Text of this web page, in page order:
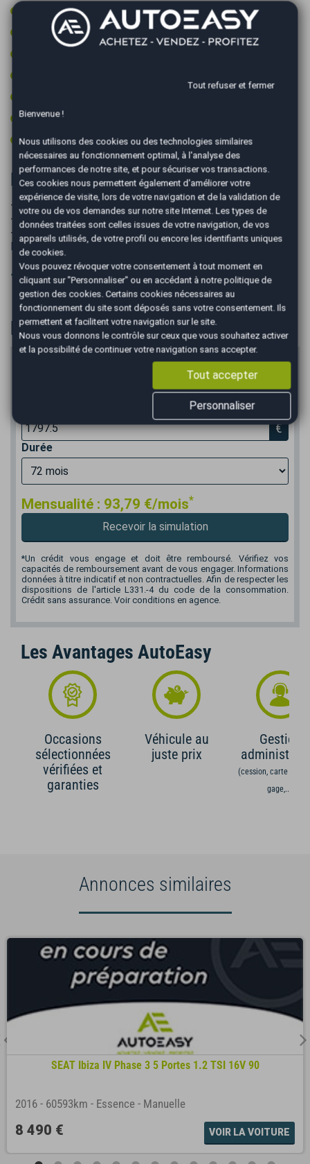
Sièges sport
Suspension sport
Volant multifonctions
Volant sport
Informations complémentaires
- une seule clé
- sort de révision
- Liste d'équipement non exhaustif, sous toute réserve de
l'exactitude avec notre service commercial.
Véhicule visible en Rendez-Vous Visio à distance
Financer
€
€
Durée
Mensualité : 93,79 €/mois*
Recevoir la simulation
*Un crédit vous engage et doit être remboursé. Vérifiez vos
capacités de remboursement avant de vous engager. Informations
données à titre indicatif et non contractuelles. Afin de respecter les
dispositions de l'article L331.-4 du code de la consommation.
Crédit sans assurance. Voir conditions en agence.
Les Avantages AutoEasy
Occasions
sélectionnées
vérifiées et
garanties
Véhicule au
juste prix
Gestion
(cession, carte grise,
gage,...)
Annonces similaires
SEAT Ibiza IV Phase 3 5 Portes 1.2 TSI 16V 90
2016 - 60593km - Essence - Manuelle
8 490 € VOIR LA VOITURE
Tout refuser et fermer
Bienvenue !
Nous utilisons des cookies ou des technologies similaires
nécessaires au fonctionnement optimal, à l'analyse des
performances de notre site, et pour sécuriser vos transactions.
Ces cookies nous permettent également d'améliorer votre
expérience de visite, lors de votre navigation et de la validation de
votre ou de vos demandes sur notre site Internet. Les types de
données traitées sont celles issues de votre navigation, de vos
appareils utilisés, de votre profil ou encore les identifiants uniques
de cookies.
Vous pouvez révoquer votre consentement à tout moment en
cliquant sur "Personnaliser" ou en accédant à notre politique de
gestion des cookies. Certains cookies nécessaires au
fonctionnement du site sont déposés sans votre consentement. Ils
permettent et facilitent votre navigation sur le site.
Nous vous donnons le contrôle sur ceux que vous souhaitez activer
et la possibilité de continuer votre navigation sans accepter.
Tout accepter
Personnaliser